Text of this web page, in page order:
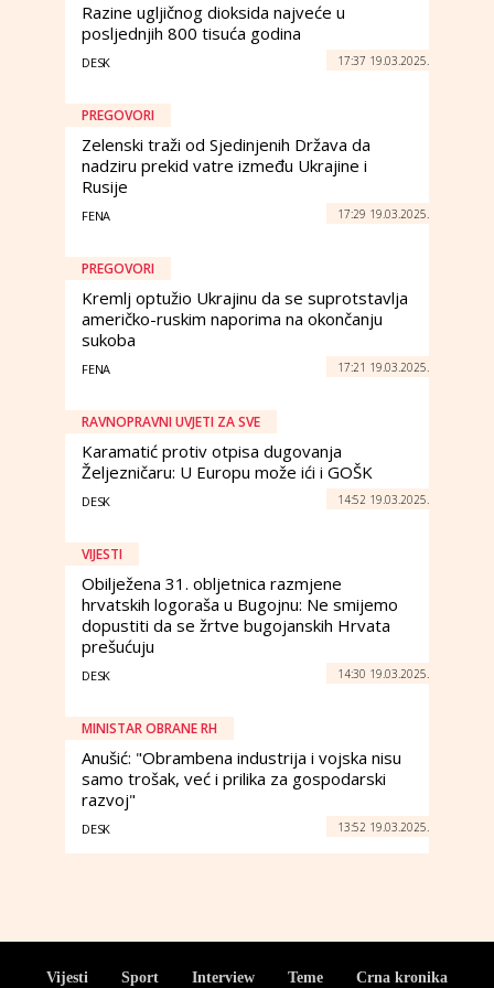
Razine ugljičnog dioksida najveće u
posljednjih 800 tisuća godina
DESK 17:37 19.03.2025.
PREGOVORI
Zelenski traži od Sjedinjenih Država da
nadziru prekid vatre između Ukrajine i
Rusije
FENA 17:29 19.03.2025.
PREGOVORI
Kremlj optužio Ukrajinu da se suprotstavlja
američko-ruskim naporima na okončanju
sukoba
FENA 17:21 19.03.2025.
RAVNOPRAVNI UVJETI ZA SVE
Karamatić protiv otpisa dugovanja
Željezničaru: U Europu može ići i GOŠK
DESK 14:52 19.03.2025.
VIJESTI
Obilježena 31. obljetnica razmjene
hrvatskih logoraša u Bugojnu: Ne smijemo
dopustiti da se žrtve bugojanskih Hrvata
prešućuju
DESK 14:30 19.03.2025.
MINISTAR OBRANE RH
Anušić: "Obrambena industrija i vojska nisu
samo trošak, već i prilika za gospodarski
razvoj"
DESK 13:52 19.03.2025.
Vijesti Sport Interview Teme Crna kronika